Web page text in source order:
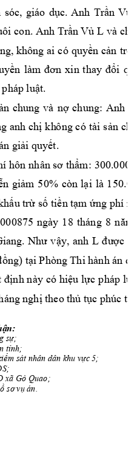
sóc, giáo dục. Anh Trần Vủ
con. Anh Trần Vủ L và chị
không ai có quyền cản trở
làm đơn xin thay đổi
pháp luật.
chung và nợ chung: Anh
anh chị không có tài sản ch
giải quyết.
hôn nhân sơ thẩm: 300.000
giảm 50% còn lại là 1
hấu trừ số tiền tạm ứng phí
ngày 18 tháng 8 năm
Như vậy, anh L được
tại Phòng Thi hành án
định này có hiệu lực pháp
nghị theo thủ tục phúc
sự;
tỉnh;
sát nhân dân khu vực 5;
xã Gò Quao;
sơ vụ án.